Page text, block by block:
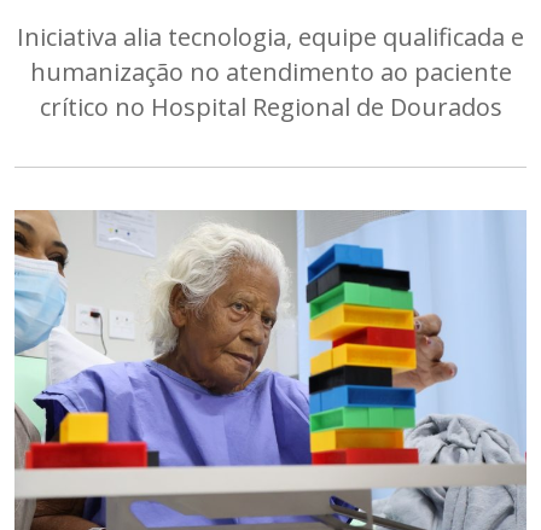
Iniciativa alia tecnologia, equipe qualificada e
humanização no atendimento ao paciente
crítico no Hospital Regional de Dourados